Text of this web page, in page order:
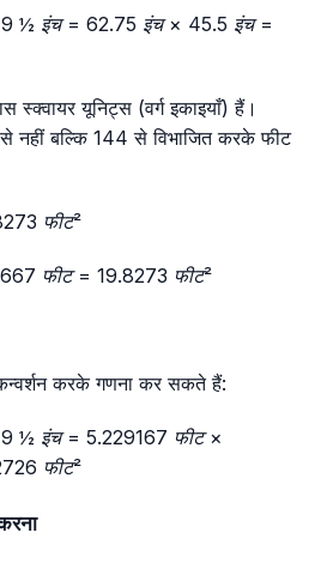
½ इंच = 62.75 इंच × 45.5 इंच =
स्क्वायर यूनिट्स (वर्ग इकाइयाँ) हैं।
नहीं बल्कि 144 से विभाजित करके फीट
फीट²
फीट = 19.8273 फीट²
करके गणना कर सकते हैं:
½ इंच = 5.229167 फीट ×
फीट²